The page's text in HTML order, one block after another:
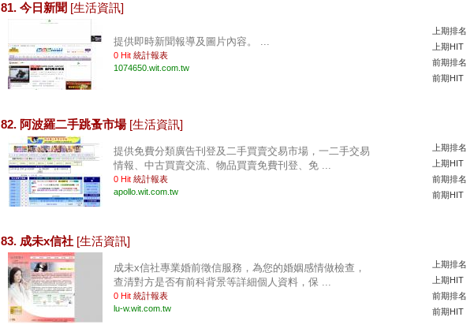
81. 今日新聞 [生活資訊]
提供即時新聞報導及圖片內容。 ...
0 Hit 統計報表
1074650.wit.com.tw
上期排名
上期HIT
前期排名
前期HIT
82. 阿波羅二手跳蚤市場 [生活資訊]
提供免費分類廣告刊登及二手買賣交易市場，一二手交易
情報、中古買賣交流、物品買賣免費刊登、免 ...
0 Hit 統計報表
apollo.wit.com.tw
上期排名
上期HIT
前期排名
前期HIT
83. 成未x信社 [生活資訊]
成未x信社專業婚前徵信服務，為您的婚姻感情做檢查，
查清對方是否有前科背景等詳細個人資料，保 ...
0 Hit 統計報表
lu-w.wit.com.tw
上期排名
上期HIT
前期排名
前期HIT